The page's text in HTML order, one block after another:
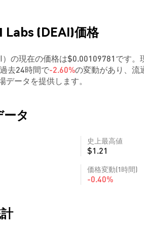
Labs (DEAI)価格
の現在の価格は$0.00109781です
去24時間で-2.60%の変動があり、流
データを提供します。
ータ
史上最高値
$1.21
価格変動(1時間)
-0.40%